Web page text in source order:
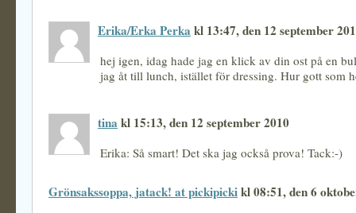
Erika/Erka Perka kl 13:47, den 12 september
hej igen, idag hade jag en klick av din ost på en
jag åt till lunch, istället för dressing. Hur gott som
tina kl 15:13, den 12 september 2010
Erika: Så smart! Det ska jag också prova! Tack:-)
Grönsakssoppa, jatack! at pickipickikl 08:51, den 6